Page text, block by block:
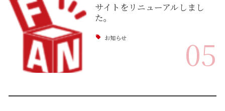
サイトをリニューアルしまし
た。
お知らせ 05